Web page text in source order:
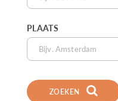
PLAATS
ZOEKEN